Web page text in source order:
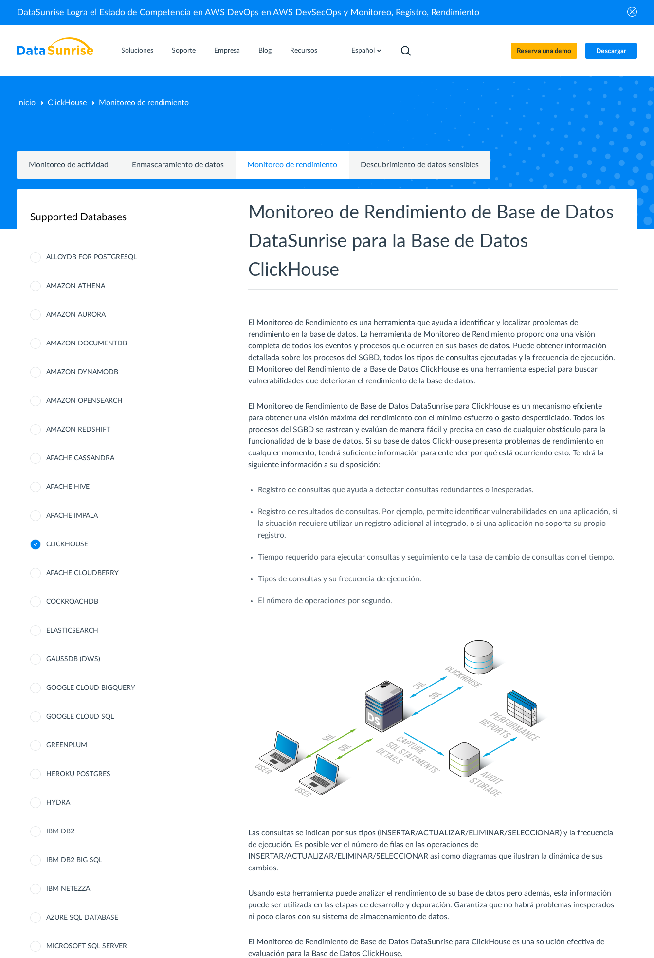
DataSunrise Logra el Estado de Competencia en AWS DevOps en AWS DevSecOps y Monitoreo, Registro, Rendimiento
Soluciones Soporte Empresa Blog Recursos Español Reserva una demo Descargar
Inicio ClickHouse Monitoreo de rendimiento
Monitoreo de actividad Enmascaramiento de datos Monitoreo de rendimiento Descubrimiento de datos sensibles
Supported Databases
ALLOYDB FOR POSTGRESQL
AMAZON ATHENA
AMAZON AURORA
AMAZON DOCUMENTDB
AMAZON DYNAMODB
AMAZON OPENSEARCH
AMAZON REDSHIFT
APACHE CASSANDRA
APACHE HIVE
APACHE IMPALA
CLICKHOUSE
APACHE CLOUDBERRY
COCKROACHDB
ELASTICSEARCH
GAUSSDB (DWS)
GOOGLE CLOUD BIGQUERY
GOOGLE CLOUD SQL
GREENPLUM
HEROKU POSTGRES
HYDRA
IBM DB2
IBM DB2 BIG SQL
IBM NETEZZA
AZURE SQL DATABASE
MICROSOFT SQL SERVER
Monitoreo de Rendimiento de Base de Datos
DataSunrise para la Base de Datos
ClickHouse
El Monitoreo de Rendimiento es una herramienta que ayuda a identificar y localizar problemas de
rendimiento en la base de datos. La herramienta de Monitoreo de Rendimiento proporciona una visión
completa de todos los eventos y procesos que ocurren en sus bases de datos. Puede obtener información
detallada sobre los procesos del SGBD, todos los tipos de consultas ejecutadas y la frecuencia de ejecución.
El Monitoreo del Rendimiento de la Base de Datos ClickHouse es una herramienta especial para buscar
vulnerabilidades que deterioran el rendimiento de la base de datos.
El Monitoreo de Rendimiento de Base de Datos DataSunrise para ClickHouse es un mecanismo eficiente
para obtener una visión máxima del rendimiento con el mínimo esfuerzo o gasto desperdiciado. Todos los
procesos del SGBD se rastrean y evalúan de manera fácil y precisa en caso de cualquier obstáculo para la
funcionalidad de la base de datos. Si su base de datos ClickHouse presenta problemas de rendimiento en
cualquier momento, tendrá suficiente información para entender por qué está ocurriendo esto. Tendrá la
siguiente información a su disposición:
Registro de consultas que ayuda a detectar consultas redundantes o inesperadas.
Registro de resultados de consultas. Por ejemplo, permite identificar vulnerabilidades en una aplicación, si
la situación requiere utilizar un registro adicional al integrado, o si una aplicación no soporta su propio
registro.
Tiempo requerido para ejecutar consultas y seguimiento de la tasa de cambio de consultas con el tiempo.
Tipos de consultas y su frecuencia de ejecución.
El número de operaciones por segundo.
Las consultas se indican por sus tipos (INSERTAR/ACTUALIZAR/ELIMINAR/SELECCIONAR) y la frecuencia
de ejecución. Es posible ver el número de filas en las operaciones de
INSERTAR/ACTUALIZAR/ELIMINAR/SELECCIONAR así como diagramas que ilustran la dinámica de sus
cambios.
Usando esta herramienta puede analizar el rendimiento de su base de datos pero además, esta información
puede ser utilizada en las etapas de desarrollo y depuración. Garantiza que no habrá problemas inesperados
ni poco claros con su sistema de almacenamiento de datos.
El Monitoreo de Rendimiento de Base de Datos DataSunrise para ClickHouse es una solución efectiva de
evaluación para la Base de Datos ClickHouse.